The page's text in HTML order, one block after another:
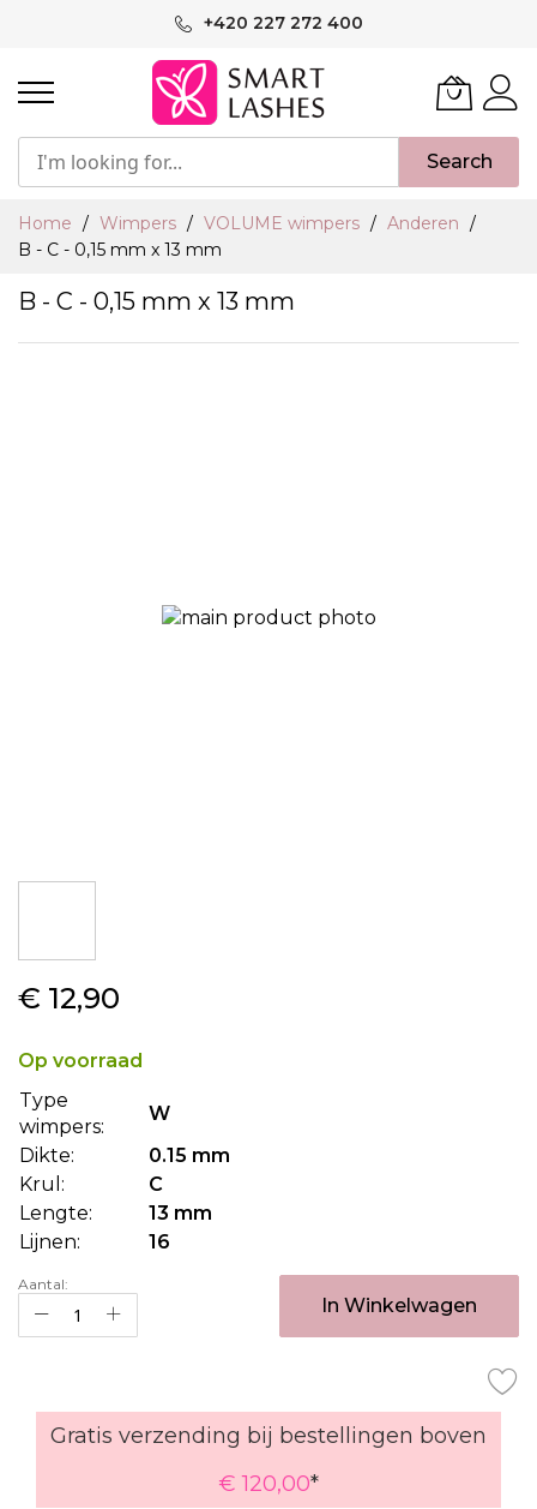
inhoud
+420 227 272 400
Search
Home Wimpers VOLUME wimpers
Anderen
B - C - 0,15 mm x 13 mm
B - C - 0,15 mm x 13 mm
naar
begin
van
de
afbeeldingen-
gallerij
€ 12,90
Op voorraad
Type
wimpers:
W
Dikte:
0.15 mm
Krul:
C
Lengte:
13 mm
Lijnen:
16
Aantal:
In Winkelwagen
Gratis verzending bij bestellingen boven
€ 120,00*